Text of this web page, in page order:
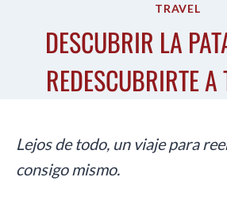
TRAVEL
DESCUBRIR LA
REDESCUBRIRTE
Lejos de todo, un viaje para
consigo mismo.